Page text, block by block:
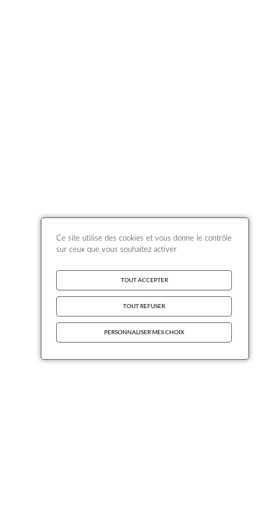
Ce site utilise des cookies et vous donne le contrôle
sur ceux que vous souhaitez activer
TOUT ACCEPTER
TOUT REFUSER
PERSONNALISER MES CHOIX